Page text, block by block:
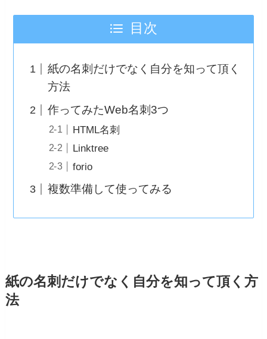
目次
紙の名刺だけでなく自分を知って頂く
方法
作ってみたWeb名刺3つ
HTML名刺
Linktree
forio
複数準備して使ってみる
紙の名刺だけでなく自分を知って頂く方
法